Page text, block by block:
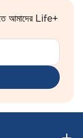
আমাদের Life+